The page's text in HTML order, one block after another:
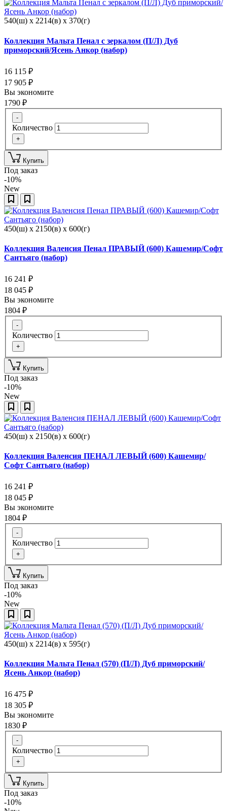
540(ш) x 2214(в) x 370(г)
Коллекция Мальта Пенал с зеркалом (П/Л) Дуб
приморский/Ясень Анкор (набор)
16 115 ₽
17 905 ₽
Вы экономите
1790 ₽
-
Количество
+
Купить
Под заказ
-10%
New
450(ш) x 2150(в) x 600(г)
Коллекция Валенсия Пенал ПРАВЫЙ (600) Кашемир/Софт
Сантьяго (набор)
16 241 ₽
18 045 ₽
Вы экономите
1804 ₽
-
Количество
+
Купить
Под заказ
-10%
New
450(ш) x 2150(в) x 600(г)
Коллекция Валенсия ПЕНАЛ ЛЕВЫЙ (600) Кашемир/
Софт Сантьяго (набор)
16 241 ₽
18 045 ₽
Вы экономите
1804 ₽
-
Количество
+
Купить
Под заказ
-10%
New
450(ш) x 2214(в) x 595(г)
Коллекция Мальта Пенал (570) (П/Л) Дуб приморский/
Ясень Анкор (набор)
16 475 ₽
18 305 ₽
Вы экономите
1830 ₽
-
Количество
+
Купить
Под заказ
-10%